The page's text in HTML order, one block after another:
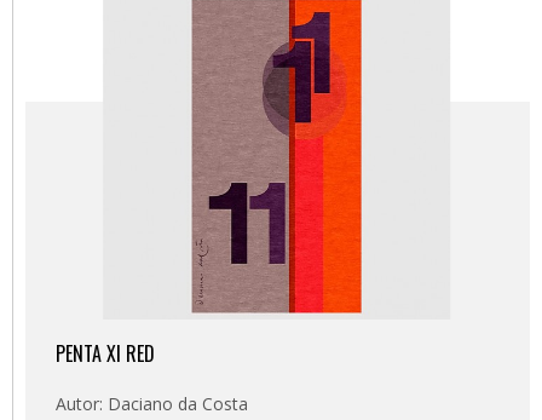
PENTA XI RED
Autor: Daciano da Costa